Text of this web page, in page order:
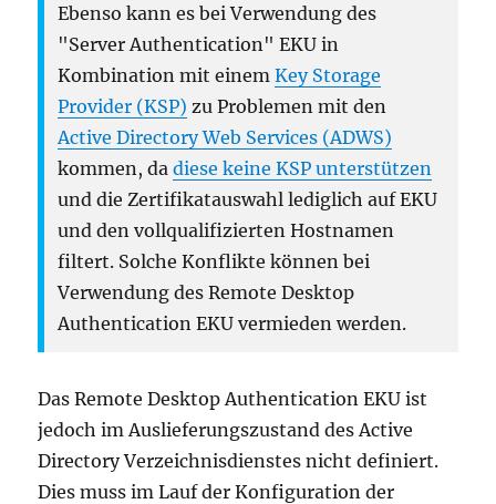
Ebenso kann es bei Verwendung des
"Server Authentication" EKU in
Kombination mit einemKey Storage
Provider (KSP) zu Problemen mit den
Active Directory Web Services (ADWS)
kommen, dadiese keine KSP unterstützen
und die Zertifikatauswahl lediglich auf EKU
und den vollqualifizierten Hostnamen
filtert. Solche Konflikte können bei
Verwendung des Remote Desktop
Authentication EKU vermieden werden.
Das Remote Desktop Authentication EKU ist
jedoch im Auslieferungszustand des Active
Directory Verzeichnisdienstes nicht definiert.
Dies muss im Lauf der Konfiguration der